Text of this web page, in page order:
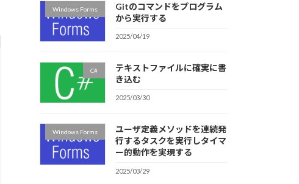
Windows Forms
Gitのコマンドをプログラム
から実行する
2025/04/19
C#
テキストファイルに確実に書
き込む
2025/03/30
Windows Forms
ユーザ定義メソッドを連続発
行するタスクを実行しタイマ
ー的動作を実現する
2025/03/29